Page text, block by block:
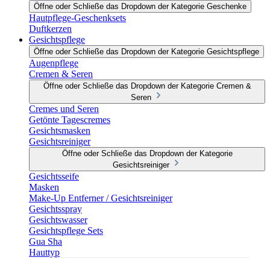
Öffne oder Schließe das Dropdown der Kategorie Geschenke
Hautpflege-Geschenksets
Duftkerzen
Gesichtspflege
Öffne oder Schließe das Dropdown der Kategorie Gesichtspflege
Augenpflege
Cremen & Seren
Öffne oder Schließe das Dropdown der Kategorie Cremen &
Seren
Cremes und Seren
Getönte Tagescremes
Gesichtsmasken
Gesichtsreiniger
Öffne oder Schließe das Dropdown der Kategorie
Gesichtsreiniger
Gesichtsseife
Masken
Make-Up Entferner / Gesichtsreiniger
Gesichtsspray
Gesichtswasser
Gesichtspflege Sets
Gua Sha
Hauttyp